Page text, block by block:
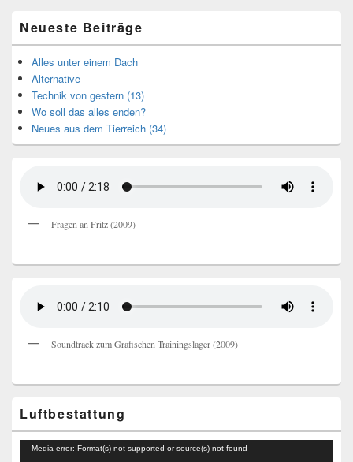
Neueste Beiträge
Alles unter einem Dach
Alternative
Technik von gestern (13)
Wo soll das alles enden?
Neues aus dem Tierreich (34)
Fragen an Fritz (2009)
Soundtrack zum Grafischen Trainingslager (2009)
Luftbestattung
Video-
Media error: Format(s) not supported or source(s) not found